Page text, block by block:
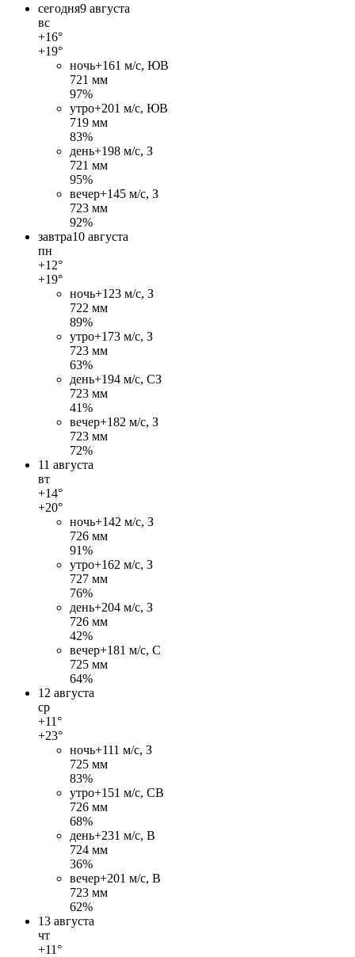
сегодня9 августа
вс
+16°
+19°
ночь+161 м/c, ЮВ
721 мм
97%
утро+201 м/c, ЮВ
719 мм
83%
день+198 м/c, З
721 мм
95%
вечер+145 м/c, З
723 мм
92%
завтра10 августа
пн
+12°
+19°
ночь+123 м/c, З
722 мм
89%
утро+173 м/c, З
723 мм
63%
день+194 м/c, СЗ
723 мм
41%
вечер+182 м/c, З
723 мм
72%
11 августа
вт
+14°
+20°
ночь+142 м/c, З
726 мм
91%
утро+162 м/c, З
727 мм
76%
день+204 м/c, З
726 мм
42%
вечер+181 м/c, С
725 мм
64%
12 августа
ср
+11°
+23°
ночь+111 м/c, З
725 мм
83%
утро+151 м/c, СВ
726 мм
68%
день+231 м/c, В
724 мм
36%
вечер+201 м/c, В
723 мм
62%
13 августа
чт
+11°